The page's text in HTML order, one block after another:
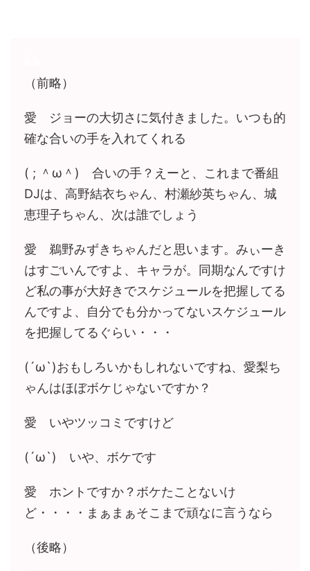
（前略）
愛 ジョーの大切さに気付きました。いつも的
確な合いの手を入れてくれる
( ; ＾ω＾) 合いの手？えーと、これまで番組
DJは、高野結衣ちゃん、村瀬紗英ちゃん、城
恵理子ちゃん、次は誰でしょう
愛 鵜野みずきちゃんだと思います。みぃーき
はすごいんですよ、キャラが。同期なんですけ
ど私の事が大好きでスケジュールを把握してる
んですよ、自分でも分かってないスケジュール
を把握してるぐらい・・・
(´ω`)おもしろいかもしれないですね、愛梨ち
ゃんはほぼボケじゃないですか？
愛 いやツッコミですけど
(´ω`) いや、ボケです
愛 ホントですか？ボケたことないけ
ど・・・・まぁまぁそこまで頑なに言うなら
（後略）